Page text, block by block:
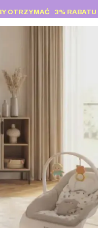
OTRZYMAĆ 3% RABATU